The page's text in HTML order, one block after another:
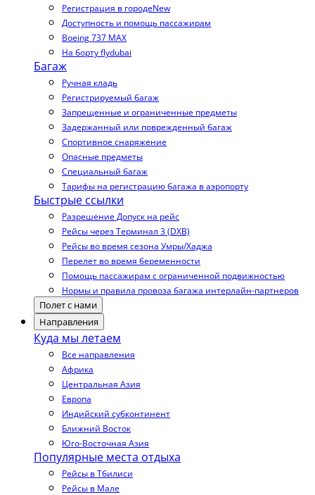
Регистрация в городеNew
Доступность и помощь пассажирам
Boeing 737 MAX
На борту flydubai
Багаж
Ручная кладь
Регистрируемый багаж
Запрещенные и ограниченные предметы
Задержанный или поврежденный багаж
Спортивное снаряжение
Опасные предметы
Специальный багаж
Тарифы на регистрацию багажа в аэропорту
Быстрые ссылки
Разрешение Допуск на рейс
Рейсы через Терминал 3 (DXB)
Рейсы во время сезона Умры/Хаджа
Перелет во время беременности
Помощь пассажирам с ограниченной подвижностью
Нормы и правила провоза багажа интерлайн-партнеров
Полет с нами
Направления
Куда мы летаем
Все направления
Африка
Центральная Азия
Европа
Индийский субконтинент
Ближний Восток
Юго-Восточная Азия
Популярные места отдыха
Рейсы в Тбилиси
Рейсы в Мале